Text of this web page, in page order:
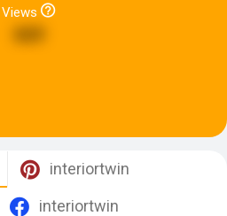
Views
669
interiortwin
interiortwin